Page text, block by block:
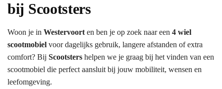
bij Scootsters
Woon je in Westervoort en ben je op zoek naar een 4 wiel
scootmobiel voor dagelijks gebruik, langere afstanden of extra
comfort? Bij Scootsters helpen we je graag bij het vinden van een
scootmobiel die perfect aansluit bij jouw mobiliteit, wensen en
leefomgeving.